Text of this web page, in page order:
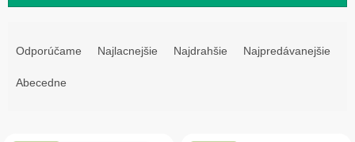
Odporúčame Najlacnejšie Najdrahšie Najpredávanejšie
Abecedne